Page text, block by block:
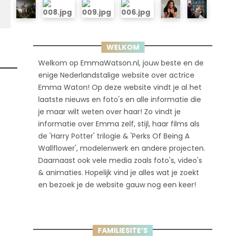
WELKOM
Welkom op EmmaWatson.nl, jouw beste en de
enige Nederlandstalige website over actrice
Emma Waton! Op deze website vindt je al het
laatste nieuws en foto's en alle informatie die
je maar wilt weten over haar! Zo vindt je
informatie over Emma zelf, stijl, haar films als
de 'Harry Potter' trilogie & 'Perks Of Being A
Wallflower', modelenwerk en andere projecten.
Daarnaast ook vele media zoals foto's, video's
& animaties. Hopelijk vind je alles wat je zoekt
en bezoek je de website gauw nog een keer!
FAMILIESITE’S